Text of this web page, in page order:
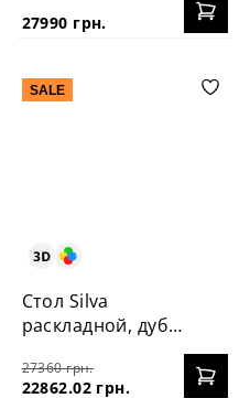
27990 грн.
SALE
Стол Silva
раскладной, дуб
27360 грн.
22862.02 грн.